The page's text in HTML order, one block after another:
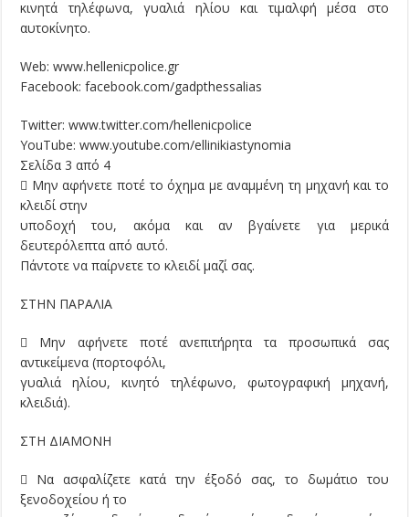
κινητά τηλέφωνα, γυαλιά ηλίου και τιμαλφή μέσα στο
αυτοκίνητο.
Web: www.hellenicpolice.gr
Facebook: facebook.com/gadpthessalias
Twitter: www.twitter.com/hellenicpolice
YouTube: www.youtube.com/ellinikiastynomia
Σελίδα 3 από 4
 Μην αφήνετε ποτέ το όχημα µε αναµµένη τη μηχανή και το
κλειδί στην
υποδοχή του, ακόμα και αν βγαίνετε για μερικά
δευτερόλεπτα από αυτό.
Πάντοτε να παίρνετε το κλειδί μαζί σας.
ΣΤΗΝ ΠΑΡΑΛΙΑ
 Μην αφήνετε ποτέ ανεπιτήρητα τα προσωπικά σας
αντικείμενα (πορτοφόλι,
γυαλιά ηλίου, κινητό τηλέφωνο, φωτογραφική μηχανή,
κλειδιά).
ΣΤΗ ΔΙΑΜΟΝΗ
 Να ασφαλίζετε κατά την έξοδό σας, το δωμάτιο του
ξενοδοχείου ή το